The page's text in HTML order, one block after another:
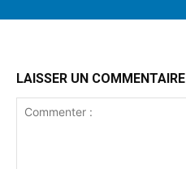
LAISSER UN COMMENTAIRE